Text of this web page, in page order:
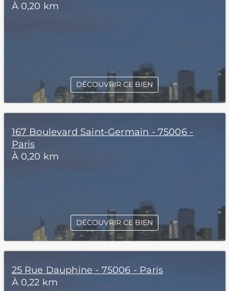
À 0,20 km
DÉCOUVRIR CE BIEN
167 Boulevard Saint-Germain - 75006 -
Paris
À 0,20 km
DÉCOUVRIR CE BIEN
25 Rue Dauphine - 75006 - Paris
À 0,22 km